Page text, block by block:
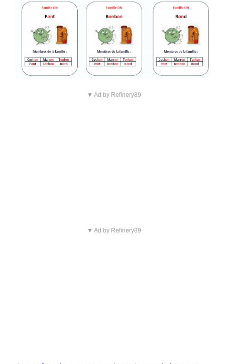
▼ Ad by Refinery89
▼ Ad by Refinery89